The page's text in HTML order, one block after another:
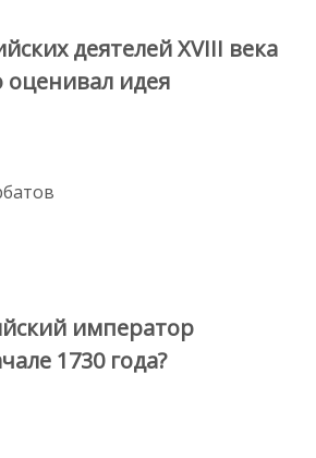
деятелей XVIII века
идея
император
1730 года?